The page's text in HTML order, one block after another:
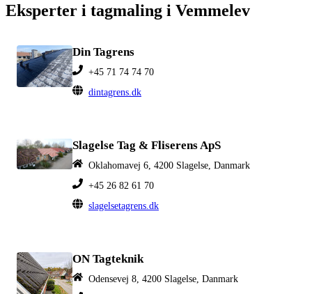
Eksperter i tagmaling i Vemmelev
Din Tagrens
+45 71 74 74 70
dintagrens.dk
Slagelse Tag & Fliserens ApS
Oklahomavej 6, 4200 Slagelse, Danmark
+45 26 82 61 70
slagelsetagrens.dk
ON Tagteknik
Odensevej 8, 4200 Slagelse, Danmark